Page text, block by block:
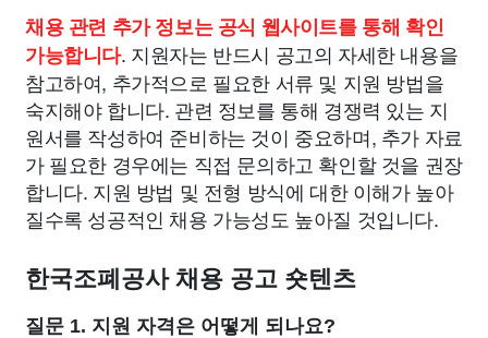
채용 관련 추가 정보는 공식 웹사이트를 통해 확인
가능합니다. 지원자는 반드시 공고의 자세한 내용을
참고하여, 추가적으로 필요한 서류 및 지원 방법을
숙지해야 합니다. 관련 정보를 통해 경쟁력 있는 지
원서를 작성하여 준비하는 것이 중요하며, 추가 자료
가 필요한 경우에는 직접 문의하고 확인할 것을 권장
합니다. 지원 방법 및 전형 방식에 대한 이해가 높아
질수록 성공적인 채용 가능성도 높아질 것입니다.
한국조폐공사 채용 공고 숏텐츠
질문 1. 지원 자격은 어떻게 되나요?